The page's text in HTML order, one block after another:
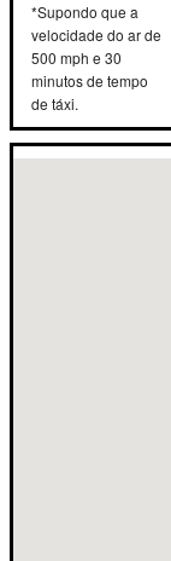
*Supondo que a
velocidade do ar de
500 mph e 30
minutos de tempo
de táxi.